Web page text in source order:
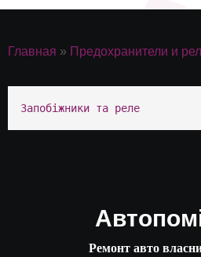
Главная » Предохранители и
Запобіжники та реле
Ремонт авто